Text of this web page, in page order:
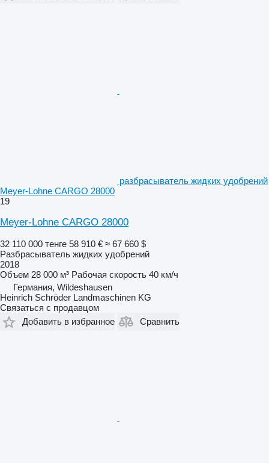
разбрасыватель жидких удобрений
Meyer-Lohne CARGO 28000
19
Meyer-Lohne CARGO 28000
32 110 000 тенге 58 910 € ≈ 67 660 $
Разбрасыватель жидких удобрений
2018
Объем 28 000 м³ Рабочая скорость 40 км/ч
Германия, Wildeshausen
Heinrich Schröder Landmaschinen KG
Связаться с продавцом
Добавить в избранное
Сравнить